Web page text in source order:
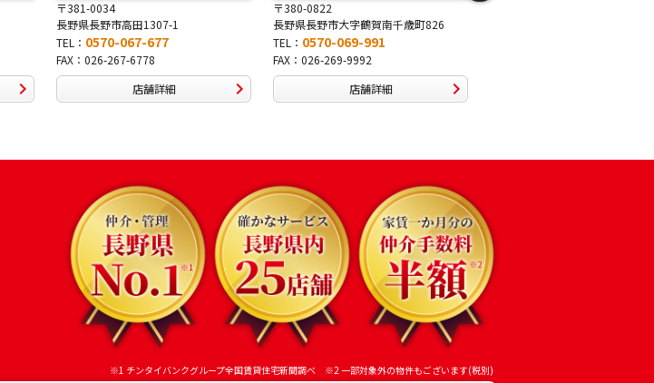
〒381-0034
長野県長野市高田1307-1
TEL： 0570-067-677
FAX：026-267-6778
店舗詳細
〒380-0822
長野県長野市大字鶴賀南千歳町826
TEL： 0570-069-991
FAX：026-269-9992
店舗詳細
※1 チンタイバンクグループ全国賃貸住宅新聞調べ ※2 一部対象外の物件もございます(税別)